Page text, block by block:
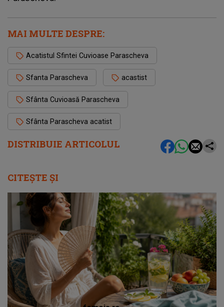
DISTRIBUIE ARTICOLUL
MAI MULTE DESPRE:
Acatistul Sfintei Cuvioase Parascheva
Sfanta Parascheva acastist
Sfânta Cuvioasă Parascheva
Sfânta Parascheva acatist
CITEȘTE ȘI